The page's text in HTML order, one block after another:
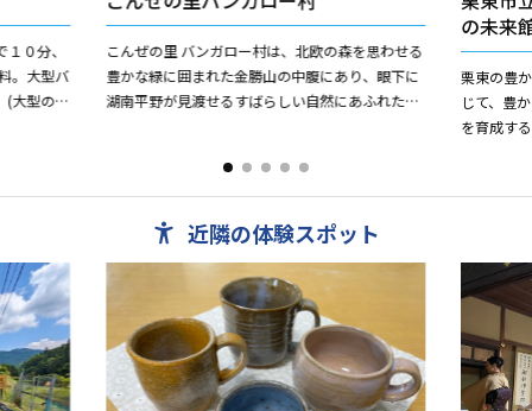
０分、
。大型バ
(大型の場
こんぜの里 バンガロー村は、北欧の森を思わせる
豊かな緑に囲まれた金勝山の中腹にあり、眼下に
湖南平野が見渡せるすばらしい自然にあふれた宿
の未来
栗東の豊
じて、豊
を育成す
近隣の体験スポット